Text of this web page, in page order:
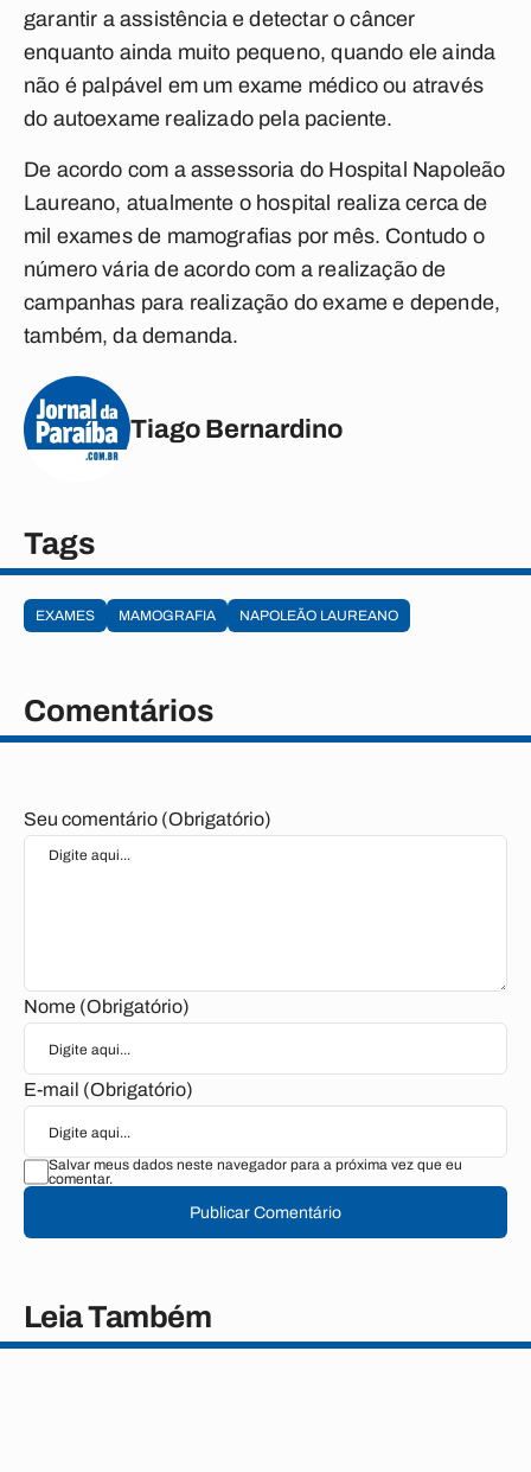
garantir a assistência e detectar o câncer
enquanto ainda muito pequeno, quando ele ainda
não é palpável em um exame médico ou através
do autoexame realizado pela paciente.
De acordo com a assessoria do Hospital Napoleão
Laureano, atualmente o hospital realiza cerca de
mil exames de mamografias por mês. Contudo o
número vária de acordo com a realização de
campanhas para realização do exame e depende,
também, da demanda.
Tiago Bernardino
Tags
EXAMES MAMOGRAFIA NAPOLEÃO LAUREANO
Comentários
Seu comentário (Obrigatório)
Nome (Obrigatório)
E-mail (Obrigatório)
Salvar meus dados neste navegador para a próxima vez que eu
comentar.
Publicar Comentário
Leia Também